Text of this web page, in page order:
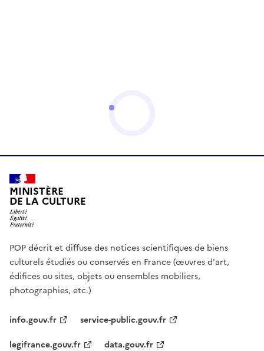
MINISTÈRE
DE LA CULTURE
POP décrit et diffuse des notices scientifiques de biens
culturels étudiés ou conservés en France (œuvres d'art,
édifices ou sites, objets ou ensembles mobiliers,
photographies, etc.)
info.gouv.fr
service-public.gouv.fr
legifrance.gouv.fr
data.gouv.fr